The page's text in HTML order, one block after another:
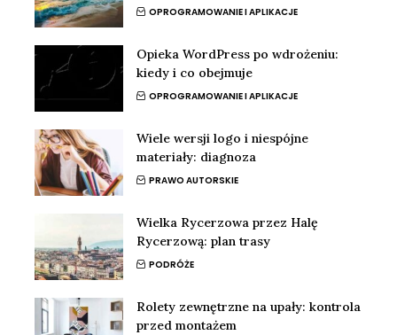
OPROGRAMOWANIE I APLIKACJE
Opieka WordPress po wdrożeniu:
kiedy i co obejmuje
OPROGRAMOWANIE I APLIKACJE
Wiele wersji logo i niespójne
materiały: diagnoza
PRAWO AUTORSKIE
Wielka Rycerzowa przez Halę
Rycerzową: plan trasy
PODRÓŻE
Rolety zewnętrzne na upały: kontrola
przed montażem